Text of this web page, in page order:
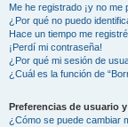
Me he registrado ¡y no me
¿Por qué no puedo
Hace un tiempo me
¡Perdí mi contraseña!
¿Por qué mi sesión de
¿Cuál es la función de
Preferencias de usuario
¿Cómo se puede cambiar